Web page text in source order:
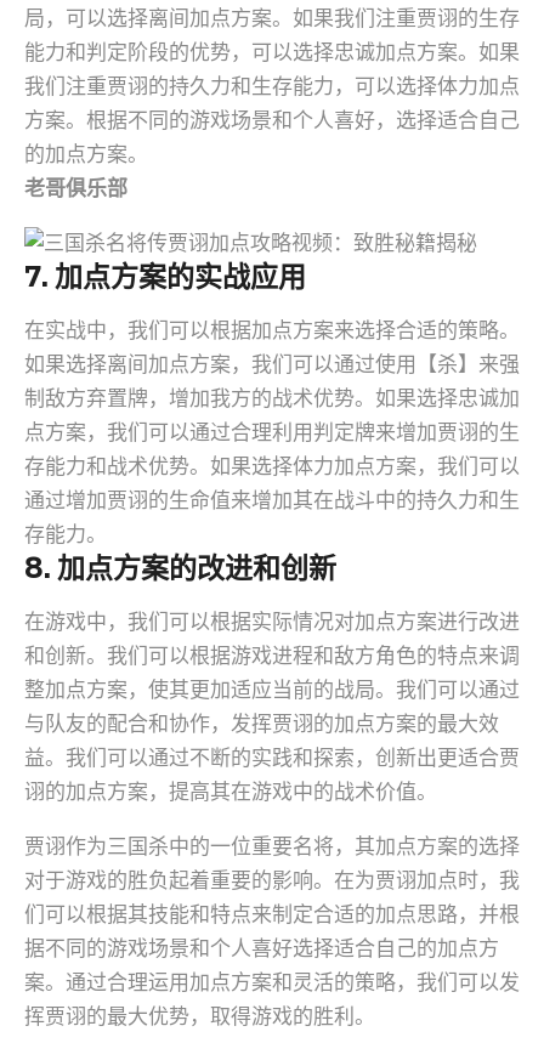
局，可以选择离间加点方案。如果我们注重贾诩的生存
能力和判定阶段的优势，可以选择忠诚加点方案。如果
我们注重贾诩的持久力和生存能力，可以选择体力加点
方案。根据不同的游戏场景和个人喜好，选择适合自己
的加点方案。
老哥俱乐部
7. 加点方案的实战应用
在实战中，我们可以根据加点方案来选择合适的策略。
如果选择离间加点方案，我们可以通过使用【杀】来强
制敌方弃置牌，增加我方的战术优势。如果选择忠诚加
点方案，我们可以通过合理利用判定牌来增加贾诩的生
存能力和战术优势。如果选择体力加点方案，我们可以
通过增加贾诩的生命值来增加其在战斗中的持久力和生
存能力。
8. 加点方案的改进和创新
在游戏中，我们可以根据实际情况对加点方案进行改进
和创新。我们可以根据游戏进程和敌方角色的特点来调
整加点方案，使其更加适应当前的战局。我们可以通过
与队友的配合和协作，发挥贾诩的加点方案的最大效
益。我们可以通过不断的实践和探索，创新出更适合贾
诩的加点方案，提高其在游戏中的战术价值。
贾诩作为三国杀中的一位重要名将，其加点方案的选择
对于游戏的胜负起着重要的影响。在为贾诩加点时，我
们可以根据其技能和特点来制定合适的加点思路，并根
据不同的游戏场景和个人喜好选择适合自己的加点方
案。通过合理运用加点方案和灵活的策略，我们可以发
挥贾诩的最大优势，取得游戏的胜利。